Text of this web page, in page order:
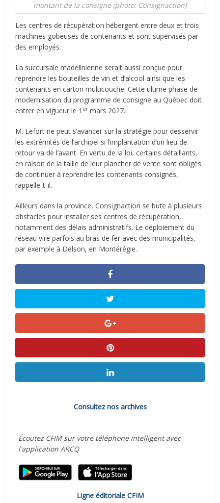
montant de la consigne (photo: Consignaction)
Les centres de récupération hébergent entre deux et trois
machines gobeuses de contenants et sont supervisés par
des employés.
La succursale madelinienne serait aussi conçue pour
reprendre les bouteilles de vin et d’alcool ainsi que les
contenants en carton multicouche. Cette ultime phase de
modernisation du programme de consigne au Québec doit
entrer en vigueur le 1 ermars 2027.
M. Lefort ne peut s’avancer sur la stratégie pour desservir
les extrémités de l’archipel si l’implantation d’un lieu de
retour va de l’avant. En vertu de la loi, certains détaillants,
en raison de la taille de leur plancher de vente sont obligés
de continuer à reprendre les contenants consignés,
rappelle-t-il.
Ailleurs dans la province, Consignaction se bute à plusieurs
obstacles pour installer ses centres de récupération,
notamment des délais administratifs. Le déploiement du
réseau vire parfois au bras de fer avec des municipalités,
par exemple à Delson, en Montérégie.
Consultez nos archives
Écoutez CFIM sur votre téléphone intelligent avec
l'application ARCQ
Ligne éditoriale CFIM